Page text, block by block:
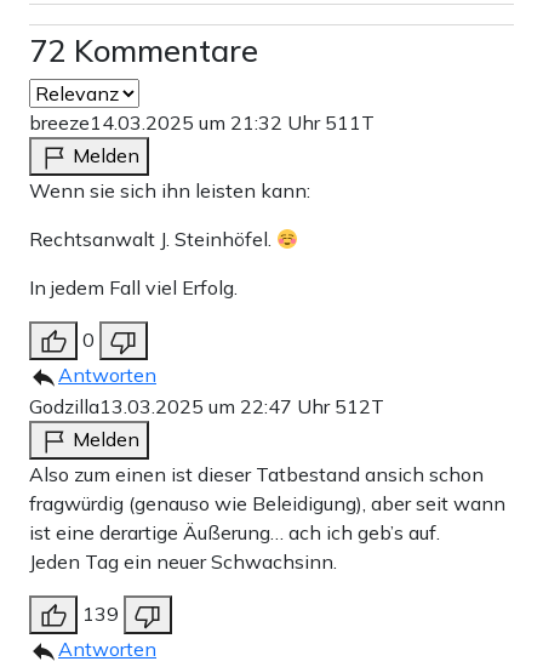
72 Kommentare
breeze14.03.2025 um 21:32 Uhr 511T
Melden
Wenn sie sich ihn leisten kann:
Rechtsanwalt J. Steinhöfel.
In jedem Fall viel Erfolg.
0
Antworten
Godzilla13.03.2025 um 22:47 Uhr 512T
Melden
Also zum einen ist dieser Tatbestand ansich schon
fragwürdig (genauso wie Beleidigung), aber seit wann
ist eine derartige Äußerung… ach ich geb’s auf.
Jeden Tag ein neuer Schwachsinn.
139
Antworten